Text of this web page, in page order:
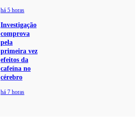
há 5 horas
Investigação
comprova
pela
primeira vez
efeitos da
cafeína no
cérebro
há 7 horas